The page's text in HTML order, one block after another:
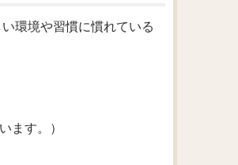
環境や習慣に慣れている
ます。）